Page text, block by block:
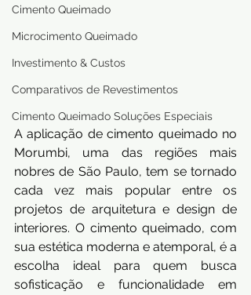
Cimento Queimado
Microcimento Queimado
Investimento & Custos
Comparativos de Revestimentos
Cimento Queimado Soluções Especiais
A aplicação de cimento queimado no
Morumbi, uma das regiões mais
nobres de São Paulo, tem se tornado
cada vez mais popular entre os
projetos de arquitetura e design de
interiores. O cimento queimado, com
sua estética moderna e atemporal, é a
escolha ideal para quem busca
sofisticação e funcionalidade em